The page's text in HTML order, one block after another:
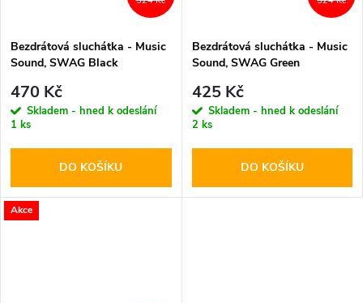
Bezdrátová sluchátka - Music
Sound, SWAG Black
470 Kč
Skladem - hned k odeslání
1 ks
DO KOŠÍKU
Bezdrátová sluchátka - Music
Sound, SWAG Green
425 Kč
Skladem - hned k odeslání
2 ks
DO KOŠÍKU
Akce